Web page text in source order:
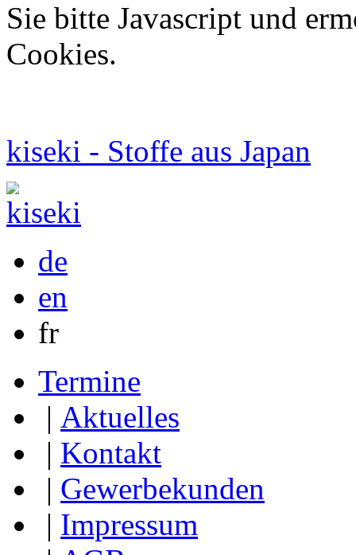
Sie bitte Javascript und
Cookies.
kiseki - Stoffe aus Japan
de
en
fr
Termine
| Aktuelles
| Kontakt
| Gewerbekunden
| Impressum